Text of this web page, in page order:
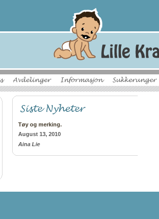
Tøy og merking.
August 13, 2010
Aina Lie